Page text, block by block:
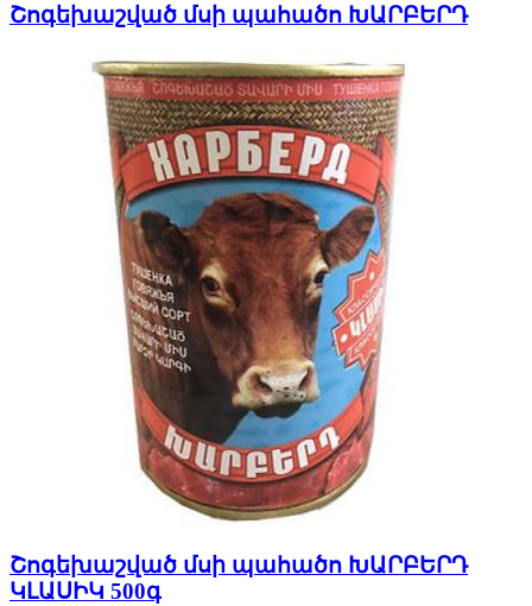
Շոգեխաշված մսի պահածո ԽԱՐԲԵՐԴ
Շոգեխաշված մսի պահածո ԽԱՐԲԵՐԴ
ԿԼԱՍԻԿ 500գ